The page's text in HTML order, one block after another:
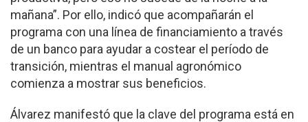
mañana”. Por ello, indicó que acompañarán el
programa con una línea de financiamiento a través
de un banco para ayudar a costear el período de
transición, mientras el manual agronómico
comienza a mostrar sus beneficios.
Álvarez manifestó que la clave del programa está en